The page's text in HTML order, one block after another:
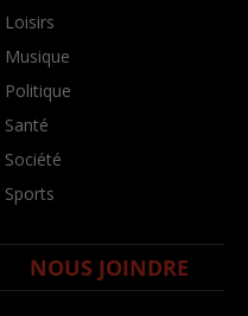
Loisirs
Musique
Politique
Santé
Société
Sports
NOUS JOINDRE